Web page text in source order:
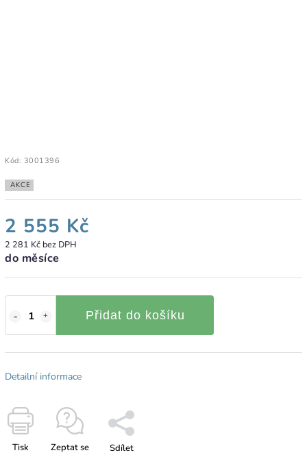
Kód: 3001396
AKCE
2 555 Kč
2 281 Kč bez DPH
do měsíce
Přidat do košíku
Detailní informace
Tisk Zeptat se Sdílet